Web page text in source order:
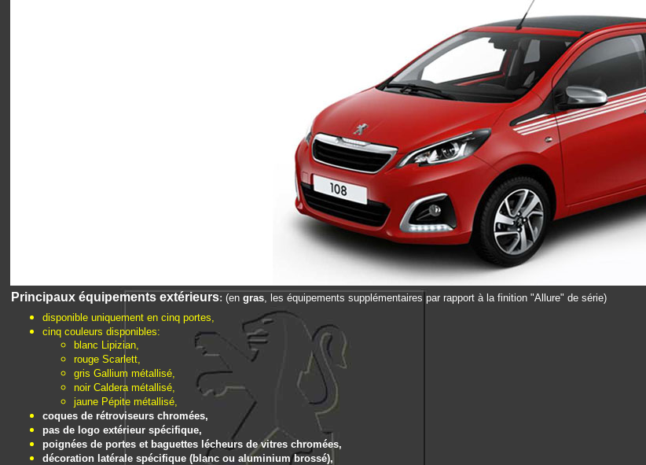
Principaux équipements extérieurs: (en gras, les équipements supplémentaires par rapport à la finition "Allure" de série)
disponible uniquement en cinq portes,
cinq couleurs disponibles:
blanc Lipizian,
rouge Scarlett,
gris Gallium métallisé,
noir Caldera métallisé,
jaune Pépite métallisé,
coques de rétroviseurs chromées,
pas de logo extérieur spécifique,
poignées de portes et baguettes lécheurs de vitres chromées,
décoration latérale spécifique (blanc ou aluminium brossé),